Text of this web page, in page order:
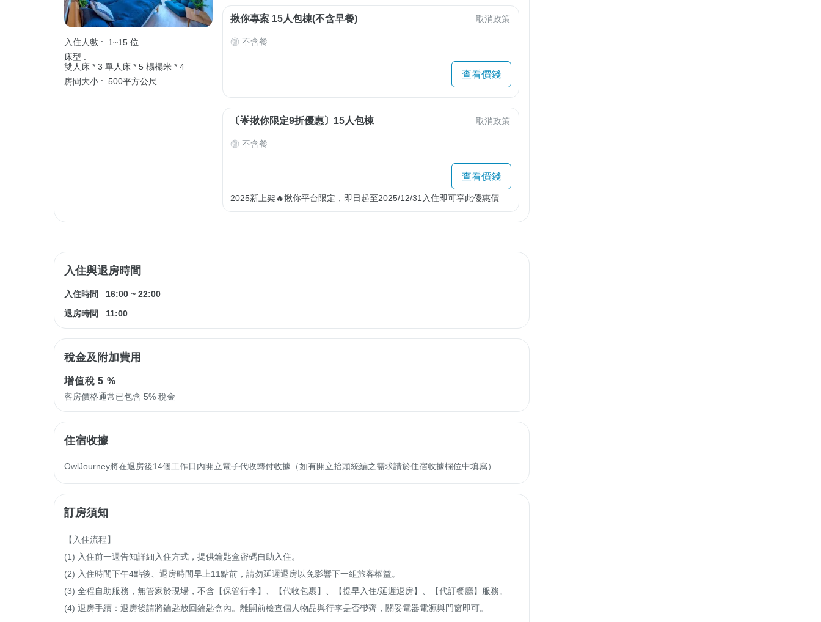
入住人數 :
1~15 位
床型 :
雙人床 * 3 單人床 * 5 榻榻米 * 4
房間大小 : 500平方公尺
揪你專案 15人包棟(不含早餐) 取消政策
不含餐
查看價錢
〔🌟揪你限定9折優惠〕15人包棟 取消政策
不含餐
查看價錢
2025新上架🔥揪你平台限定，即日起至2025/12/31入住即可享此優惠價
入住與退房時間
入住時間 16:00 ~ 22:00
退房時間
11:00
稅金及附加費用
增值稅5 %
客房價格通常已包含 5% 稅金
住宿收據
OwlJourney將在退房後14個工作日內開立電子代收轉付收據（如有開立抬頭統編之需求請於住宿收據欄位中填寫）
訂房須知
【入住流程】
(1) 入住前一週告知詳細入住方式，提供鑰匙盒密碼自助入住。
(2) 入住時間下午4點後、退房時間早上11點前，請勿延遲退房以免影響下一組旅客權益。
(3) 全程自助服務，無管家於現場，不含【保管行李】、【代收包裹】、【提早入住/延遲退房】、【代訂餐廳】服務。
(4) 退房手續：退房後請將鑰匙放回鑰匙盒內。離開前檢查個人物品與行李是否帶齊，關妥電器電源與門窗即可。